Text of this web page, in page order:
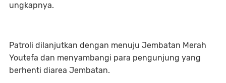
ungkapnya.
Patroli dilanjutkan dengan menuju Jembatan Merah
Youtefa dan menyambangi para pengunjung yang
berhenti diarea Jembatan.